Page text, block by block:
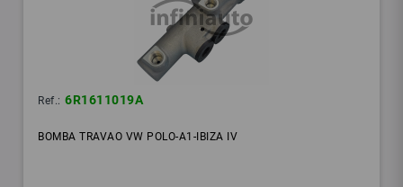
Ref.: 6R1611019A
BOMBA TRAVAO VW POLO-A1-IBIZA IV